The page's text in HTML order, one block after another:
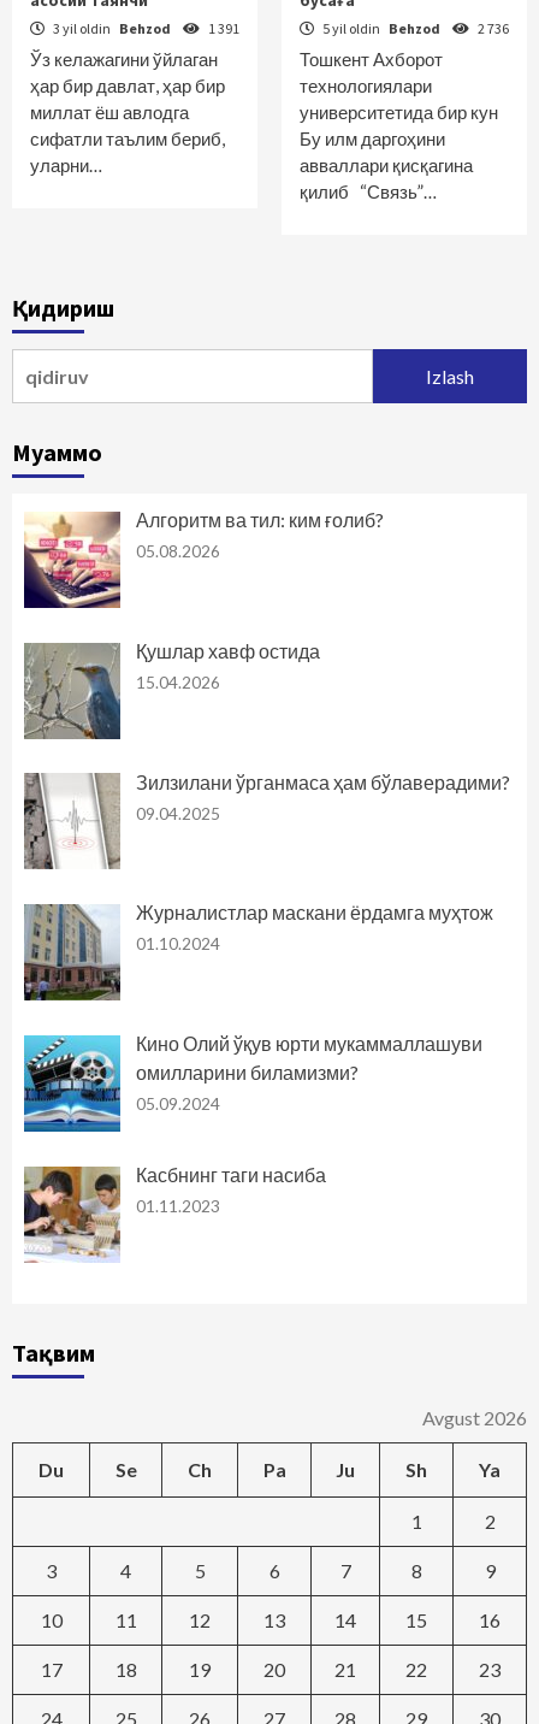
3 yil oldin Behzod 1 391
Ўз келажагини ўйлаган
ҳар бир давлат, ҳар бир
миллат ёш авлодга
сифатли таълим бериб,
уларни…
5 yil oldin Behzod 2 736
Тошкент Ахборот
технологиялари
университетида бир кун
Бу илм даргоҳини
авваллари қисқагина
қилиб “Связь”…
Қидириш
Муаммо
Алгоритм ва тил: ким ғолиб?
05.08.2026
Қушлар хавф остида
15.04.2026
Зилзилани ўрганмаса ҳам бўлаверадими?
09.04.2025
Журналистлар маскани ёрдамга муҳтож
01.10.2024
Кино Олий ўқув юрти мукаммаллашуви
омилларини биламизми?
05.09.2024
Касбнинг таги насиба
01.11.2023
Тақвим
Avgust 2026
Du Se Ch Pa Ju Sh Ya
1 2
3 4 5 6 7 8 9
10 11 12 13 14 15 16
17 18 19 20 21 22 23
24 25 26 27 28 29 30